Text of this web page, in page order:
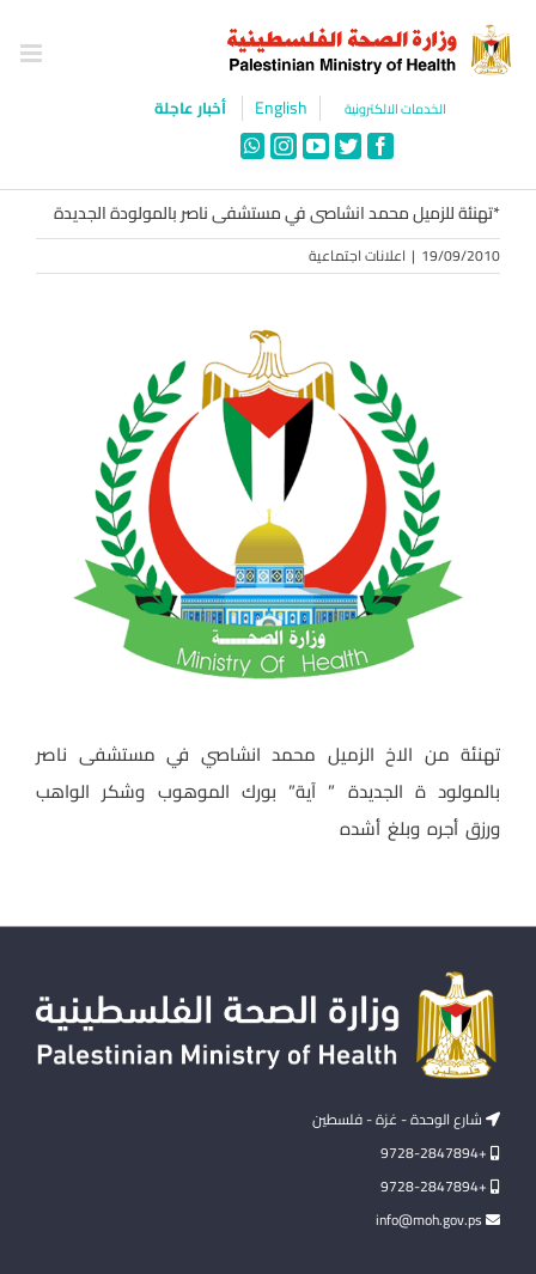
content
الخدمات الالكترونية English أخبار عاجلة
Facebook
Twitter
YouTube
Instagram
WhatsApp
*تهنئة للزميل محمد انشاصى في مستشفى ناصر بالمولودة الجديدة
19/09/2010
| اعلانات اجتماعية
تهنئة من الاخ الزميل محمد انشاصي في مستشفى ناصر
بالمولود ة الجديدة ” آية” بورك الموهوب وشكر الواهب
ورزق أجره وبلغ أشده
شارع الوحدة - غزة - فلسطين
+9728-2847894
+9728-2847894